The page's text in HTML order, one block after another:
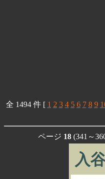
全 1494 件 [ 1 2 3 4 5 6 7 8 9
ページ 18(341～
入